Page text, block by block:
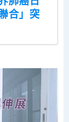
合」突